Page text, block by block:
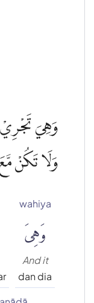
وَهِيَ تَجْرِيْ
وَلَا تَكُنْ
wahiya
وَهِىَ
And it
dan dia